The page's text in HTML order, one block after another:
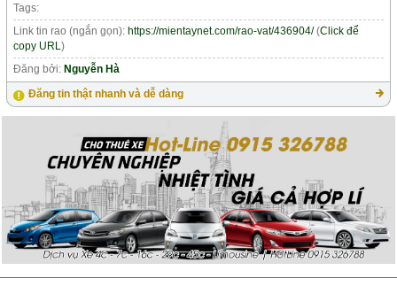
Tags:
Link tin rao (ngắn gọn):https://mientaynet.com/rao-vat/436904/(Click để
copy URL)
Đăng bởi:Nguyễn Hà
Đăng tin thật nhanh và dễ dàng